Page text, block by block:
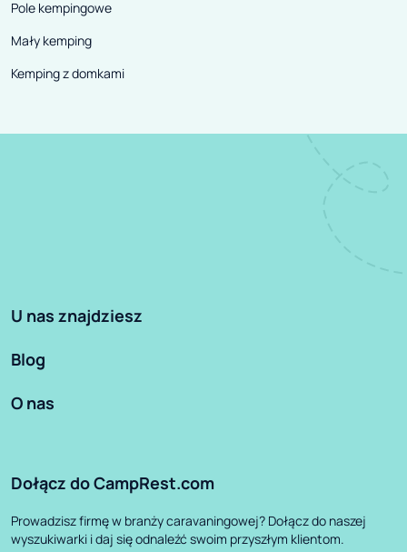
Pole kempingowe
Mały kemping
Kemping z domkami
U nas znajdziesz
Blog
O nas
Dołącz do CampRest.com
Prowadzisz firmę w branży caravaningowej? Dołącz do naszej
wyszukiwarki i daj się odnaleźć swoim przyszłym klientom.